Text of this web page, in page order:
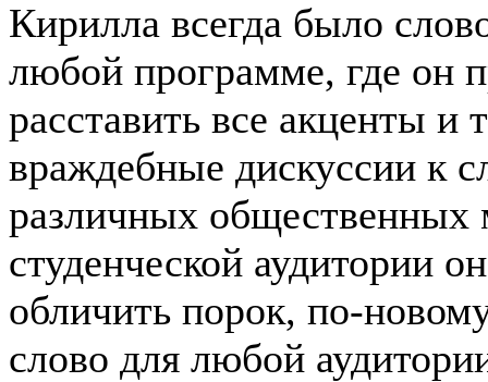
Кирилла всегда было
любой программе, где он
расставить все акценты и
враждебные дискуссии к
различных общественных
студенческой аудитории
обличить порок, по-
слово для любой